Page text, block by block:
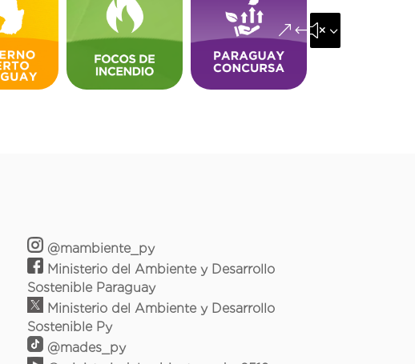
&#x35;
@mambiente_py
Ministerio del Ambiente y Desarrollo
Sostenible Paraguay
Ministerio del Ambiente y Desarrollo
Sostenible Py
@mades_py